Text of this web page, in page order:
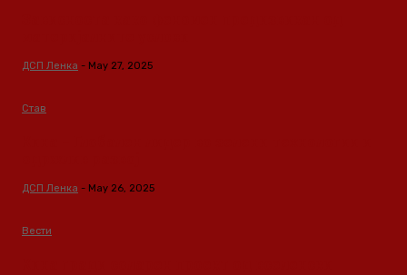
ДСП Ленка - May 27, 2025
Став
ДСП Ленка - May 26, 2025
Вести